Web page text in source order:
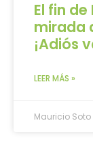
El fin
mirada
¡Adiós
LEER MÁS »
Mauricio Soto